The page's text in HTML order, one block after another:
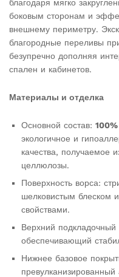
благодаря мягко
боковым сторонам и
внешнему периметру.
благородные переливы
безупречно дополняя
спален и кабинетов.
Материалы и отделка
Основной состав:
экологичное и
качества, получаемое
целлюлозы.
Поверхность ворса:
шелковистым блеском
свойствами.
Верхний
обеспечивающий
Нижнее базовое
превулканизированный